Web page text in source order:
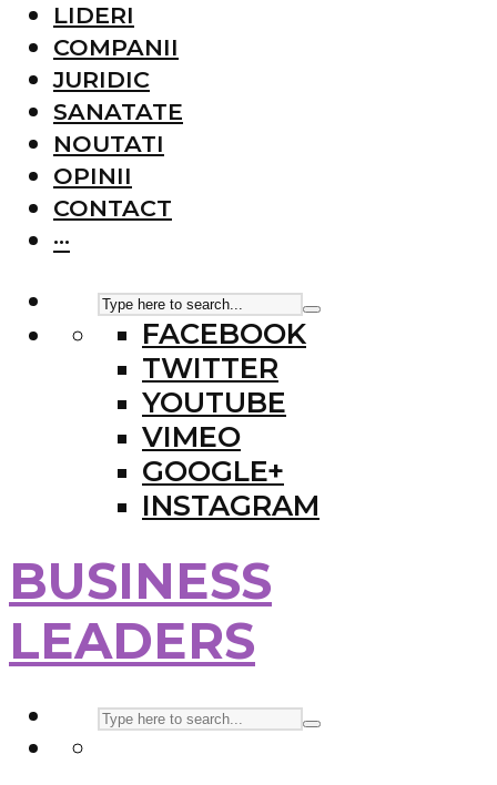
LIDERI
COMPANII
JURIDIC
SANATATE
NOUTATI
OPINII
CONTACT
···
FACEBOOK
TWITTER
YOUTUBE
VIMEO
GOOGLE+
INSTAGRAM
BUSINESS
LEADERS